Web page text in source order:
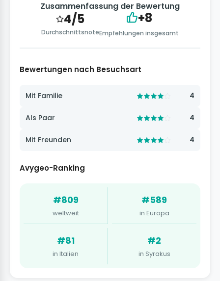
Zusammenfassung der Bewertung
4/5
Durchschnittsnote
+8
Empfehlungen insgesamt
Bewertungen nach Besuchsart
Mit Familie 4
Als Paar 4
Mit Freunden 4
Avygeo-Ranking
#809
weltweit
#589
in Europa
#81
in Italien
#2
in Syrakus